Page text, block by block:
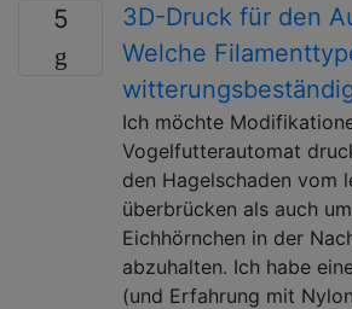
5
3D-Druck für den
Welche
Ich möchte
Vogelfutterautomat
den Hagelschaden vom
überbrücken als auch
Eichhörnchen in der
abzuhalten. Ich habe
(und Erfahrung mit